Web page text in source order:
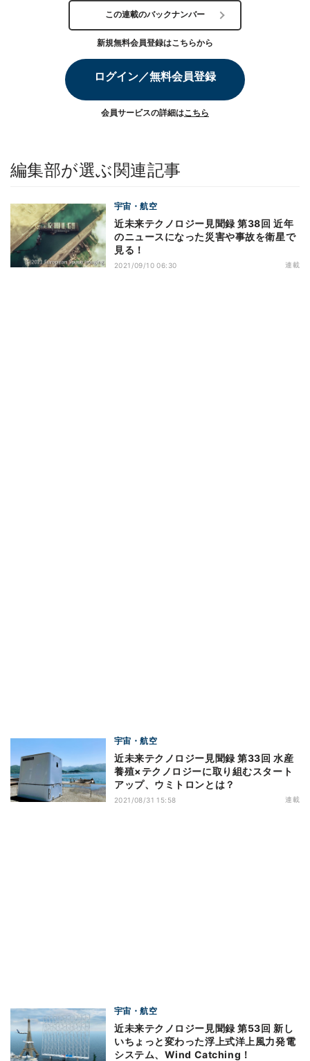
この連載のバックナンバー
新規無料会員登録はこちらから
ログイン／無料会員登録
会員サービスの詳細はこちら
編集部が選ぶ関連記事
宇宙・航空
近未来テクノロジー見聞録 第38回 近年
のニュースになった災害や事故を衛星で
見る！
2021/09/10 06:30 連載
宇宙・航空
近未来テクノロジー見聞録 第33回 水産
養殖×テクノロジーに取り組むスタート
アップ、ウミトロンとは？
2021/08/31 15:58 連載
宇宙・航空
近未来テクノロジー見聞録 第53回 新し
いちょっと変わった浮上式洋上風力発電
システム、Wind Catching！